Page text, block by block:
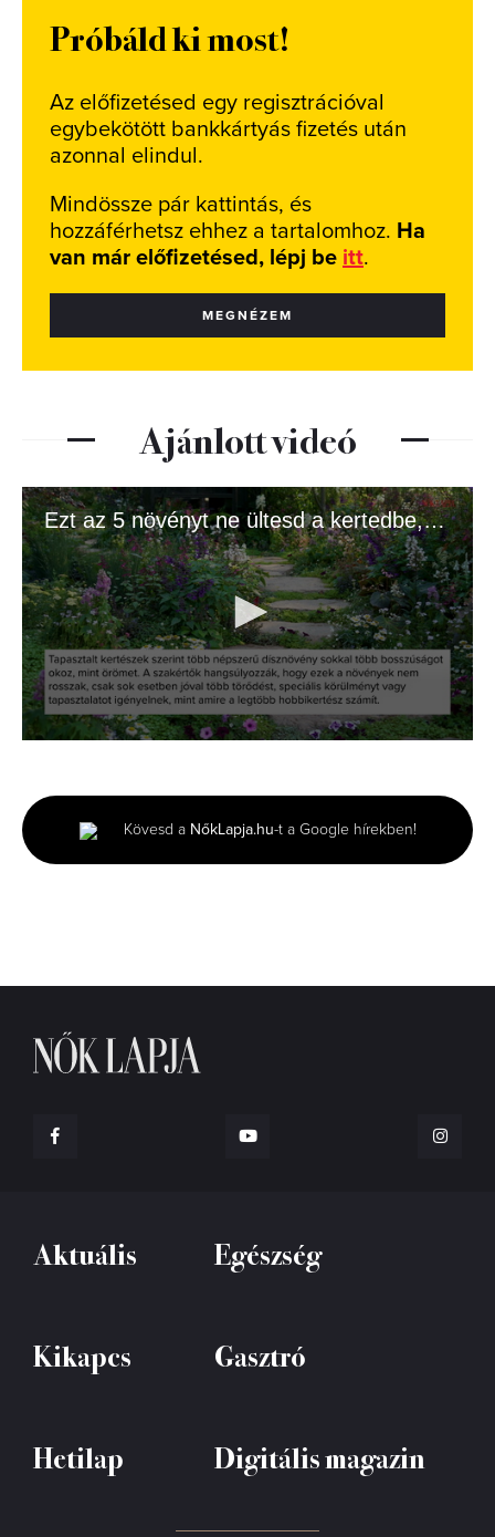
Próbáld ki most!
Az előfizetésed egy regisztrációval
egybekötött bankkártyás fizetés után
azonnal elindul.
Mindössze pár kattintás, és
hozzáférhetsz ehhez a tartalomhoz. Ha
van már előfizetésed, lépj be itt.
MEGNÉZEM
Ajánlott videó
Ezt az 5 növényt ne ültesd a kertedbe, ha jót akarsz!
minute,
36
seconds
Kövesd a NőkLapja.hu-t a Google hírekben!
Aktuális Egészség
Kikapcs Gasztró
Hetilap Digitális magazin